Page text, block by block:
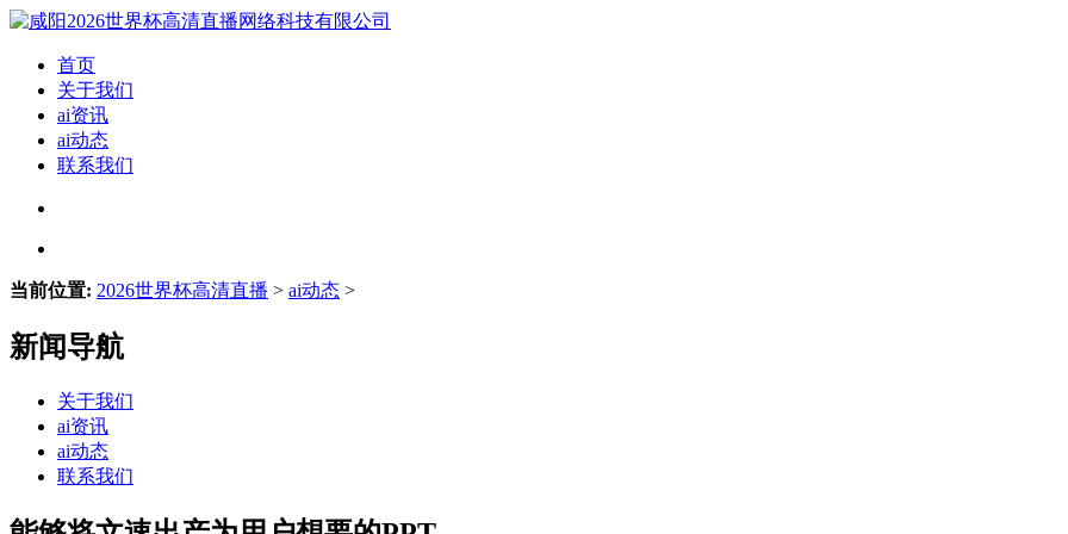
首页
关于我们
ai资讯
ai动态
联系我们
当前位置: 2026世界杯高清直播 > ai动态 >
新闻导航
关于我们
ai资讯
ai动态
联系我们